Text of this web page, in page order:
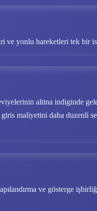
ve yonlu hareketleri tek bir
altina indiginde
maliyetini daha duzenli
ve gösterge